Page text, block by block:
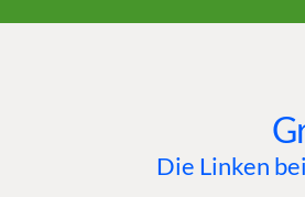
Die Linken